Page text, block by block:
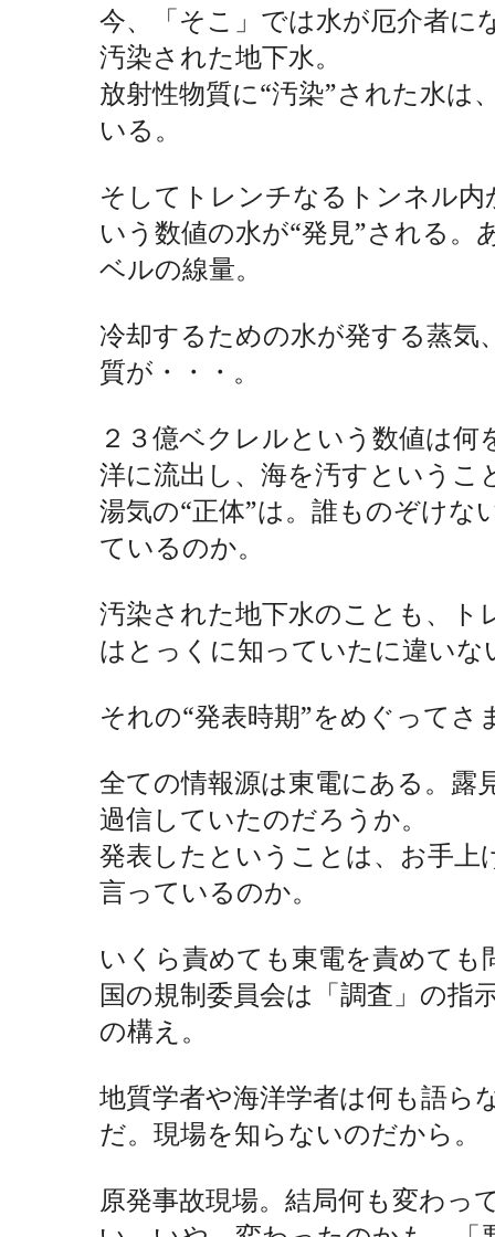
今、「そこ」では水が厄介者に
汚染された地下水。
放射性物質に“汚染”された水は
いる。
そしてトレンチなるトンネル
いう数値の水が“発見”される。
ベルの線量。
冷却するための水が発する蒸気
質が・・・。
２３億ベクレルという数値は
洋に流出し、海を汚すというこ
湯気の“正体”は。誰ものぞけな
ているのか。
汚染された地下水のことも、ト
はとっくに知っていたに違いな
それの“発表時期”をめぐって
全ての情報源は東電にある。露
過信していたのだろうか。
発表したということは、お手
言っているのか。
いくら責めても東電を責めても
国の規制委員会は「調査」の指
の構え。
地質学者や海洋学者は何も語ら
だ。現場を知らないのだから。
原発事故現場。結局何も変わっ